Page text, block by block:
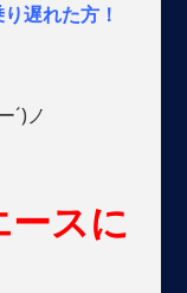
遅れた方！
´)ノ
スに